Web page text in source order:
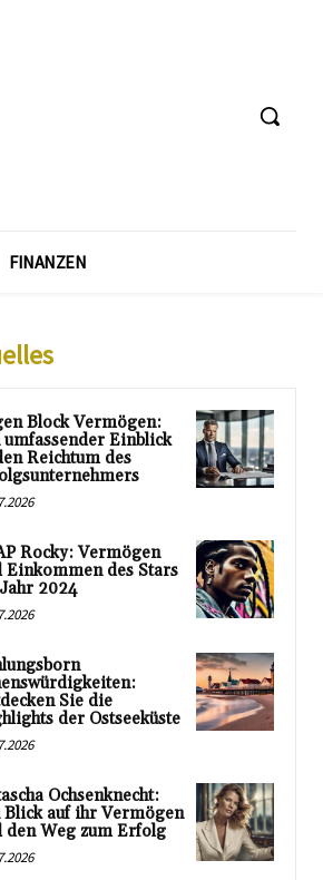
FINANZEN
Block Vermögen:
Einblick
Reichtum des
Rocky: Vermögen
Einkommen des Stars
2024
Sie die
der Ostseeküste
Ochsenknecht:
Blick auf ihr Vermögen
den Weg zum Erfolg